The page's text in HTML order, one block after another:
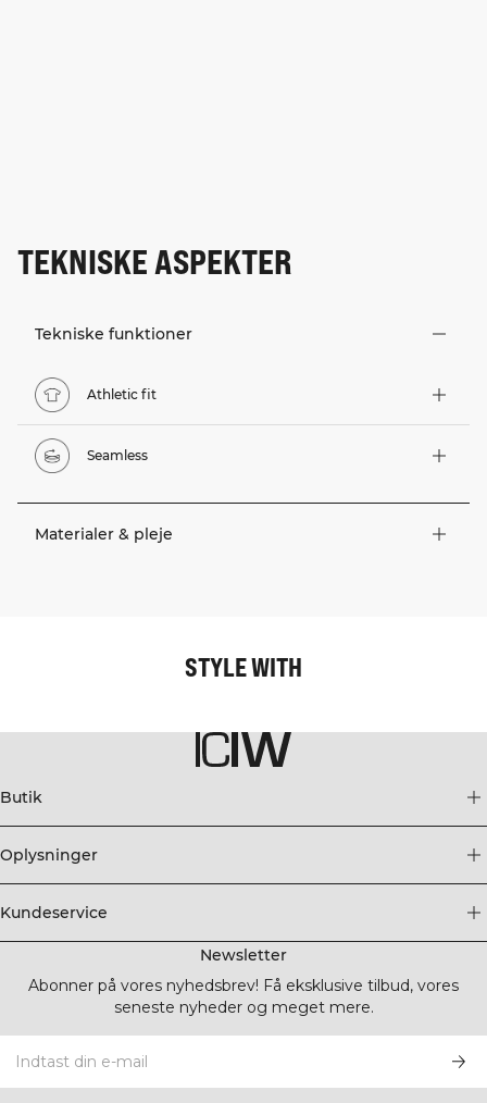
TEKNISKE ASPEKTER
Tekniske funktioner
Athletic fit
Seamless
Materialer & pleje
STYLE WITH
Butik
Oplysninger
Kundeservice
Newsletter
Abonner på vores nyhedsbrev! Få eksklusive tilbud, vores
seneste nyheder og meget mere.